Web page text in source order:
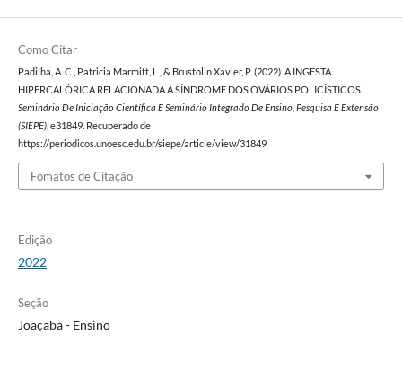
Como Citar
Padilha, A. C., Patricia Marmitt, L., & Brustolin Xavier, P. (2022). A INGESTA
HIPERCALÓRICA RELACIONADA À SÍNDROME DOS OVÁRIOS POLICÍSTICOS.
Seminário De Iniciação Científica E Seminário Integrado De Ensino, Pesquisa E Extensão
(SIEPE), e31849. Recuperado de
https://periodicos.unoesc.edu.br/siepe/article/view/31849
Fomatos de Citação
Edição
2022
Seção
Joaçaba - Ensino